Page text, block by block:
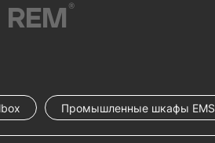
REM ®
Промышленные шкафы EMS